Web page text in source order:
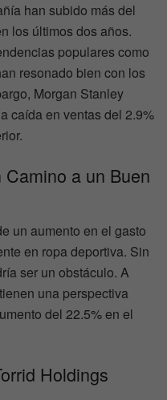
han subido más del
los últimos dos años.
populares como
resonado bien con los
Morgan Stanley
caída en ventas del 2.9%
a un Buen
un aumento en el gasto
en ropa deportiva. Sin
ser un obstáculo. A
una perspectiva
del 22.5% en el
Holdings